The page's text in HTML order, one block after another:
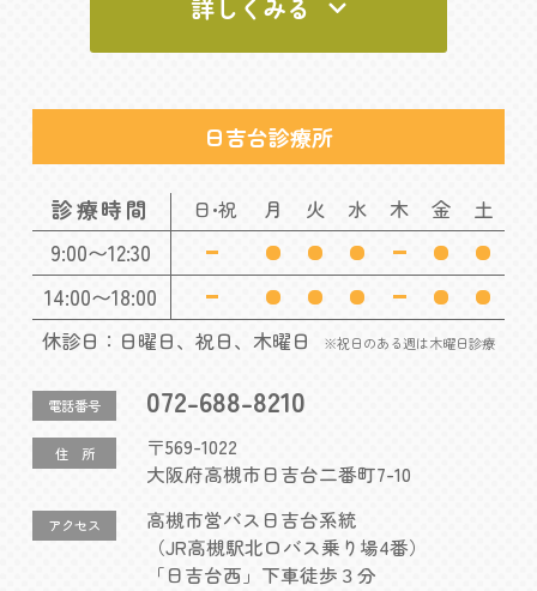
詳しくみる
日吉台診療所
休診日：日曜日、祝日、木曜日 ※祝日のある週は木曜日診療
診療時間 日・祝 月 火 水 木 金 土
9:00〜12:30
14:00〜18:00
電話番号 072-688-8210
住 所
〒569-1022
大阪府高槻市日吉台二番町7-10
アクセス
高槻市営バス日吉台系統
（JR高槻駅北口バス乗り場4番）
「日吉台西」下車徒歩３分